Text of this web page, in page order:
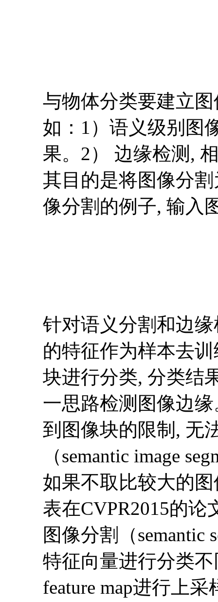
与物体分类要建立
如：1）语义级别图
果。2） 边缘检测,
其目的是将图像分
像分割的例子, 输入
针对语义分割和边
的特征作为样本去
块进行分类, 分类结
一思路检测图像边
到图像块的限制, 无
（semantic image
如果不取比较大的
表在CVPR2015的
图像分割（
特征向量进行分类
feature map进行上